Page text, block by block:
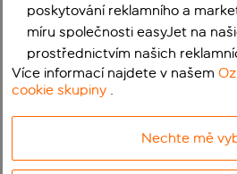
poskytování reklamního a
míru společnosti easyJet na
prostřednictvím našich
Více informací najdete v našem
cookie skupiny .
Nechte mě